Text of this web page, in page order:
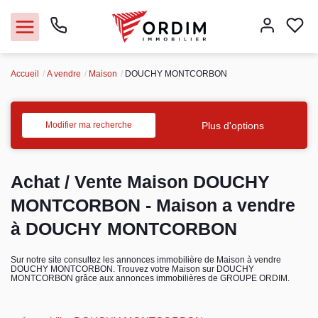
Acheter
Vendre
Immobilier pro
Faire gérer
Syndic
Accueil A vendre Maison DOUCHY MONTCORBON
Modifier ma recherche Plus d'options
Achat / Vente Maison DOUCHY
MONTCORBON - Maison a vendre
à DOUCHY MONTCORBON
Sur notre site consultez les annonces immobilière de Maison à vendre
DOUCHY MONTCORBON. Trouvez votre Maison sur DOUCHY
MONTCORBON grâce aux annonces immobilières de GROUPE ORDIM.